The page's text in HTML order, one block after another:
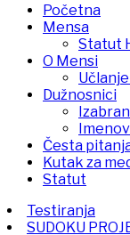
Početna
Mensa
Statut
O Mensi
Dužnosnici
Česta
Kutak za
Statut
Testiranja
SUDOKU